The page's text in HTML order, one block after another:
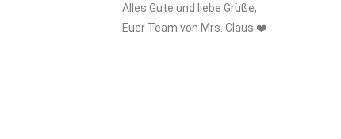
Alles Gute und liebe Grüße,
Euer Team von Mrs. Claus ❤️